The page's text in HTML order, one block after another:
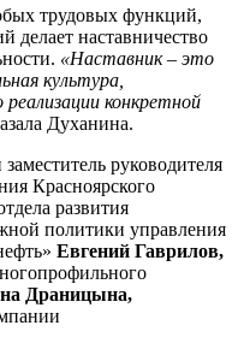
трудовых функций,
делает наставничество
«Наставник – это
культура,
конкретной
Духанина.
руководителя
Красноярского
развития
политики управления
Евгений Гаврилов,
Драницына,